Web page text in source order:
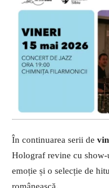
În continuarea serii de
Holograf revine cu show-
emoție și o selecție de